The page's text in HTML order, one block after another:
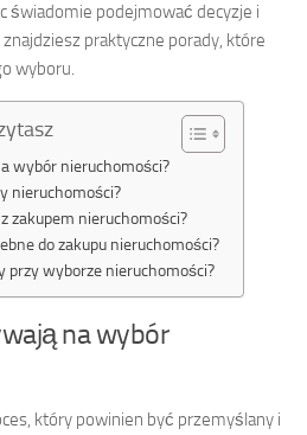
świadomie podejmować decyzje i
praktyczne porady, które
wyboru.
wybór nieruchomości?
nieruchomości?
zakupem nieruchomości?
do zakupu nieruchomości?
przy wyborze nieruchomości?
na wybór
który powinien być przemyślany i